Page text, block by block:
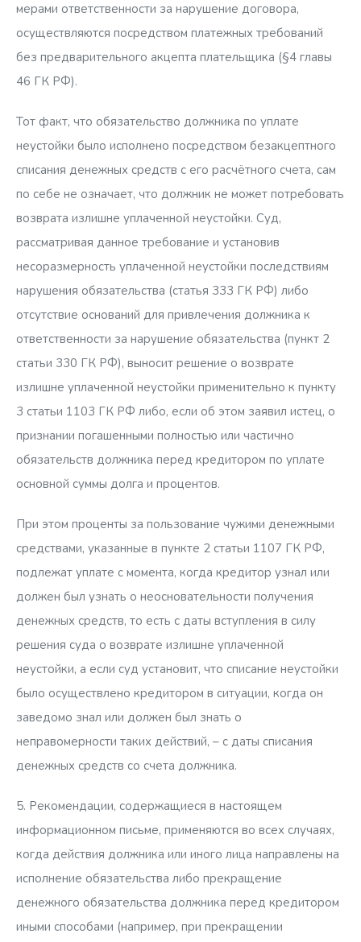
мерами ответственности за нарушение договора,
осуществляются посредством платежных требований
без предварительного акцепта плательщика (§4 главы
46 ГК РФ).
Тот факт, что обязательство должника по уплате
неустойки было исполнено посредством безакцептного
списания денежных средств с его расчётного счета, сам
по себе не означает, что должник не может потребовать
возврата излишне уплаченной неустойки. Суд,
рассматривая данное требование и установив
несоразмерность уплаченной неустойки последствиям
нарушения обязательства (статья 333 ГК РФ) либо
отсутствие оснований для привлечения должника к
ответственности за нарушение обязательства (пункт 2
статьи 330 ГК РФ), выносит решение о возврате
излишне уплаченной неустойки применительно к пункту
3 статьи 1103 ГК РФ либо, если об этом заявил истец, о
признании погашенными полностью или частично
обязательств должника перед кредитором по уплате
основной суммы долга и процентов.
При этом проценты за пользование чужими денежными
средствами, указанные в пункте 2 статьи 1107 ГК РФ,
подлежат уплате с момента, когда кредитор узнал или
должен был узнать о неосновательности получения
денежных средств, то есть с даты вступления в силу
решения суда о возврате излишне уплаченной
неустойки, а если суд установит, что списание неустойки
было осуществлено кредитором в ситуации, когда он
заведомо знал или должен был знать о
неправомерности таких действий, – с даты списания
денежных средств со счета должника.
5. Рекомендации, содержащиеся в настоящем
информационном письме, применяются во всех случаях,
когда действия должника или иного лица направлены на
исполнение обязательства либо прекращение
денежного обязательства должника перед кредитором
иными способами (например, при прекращении